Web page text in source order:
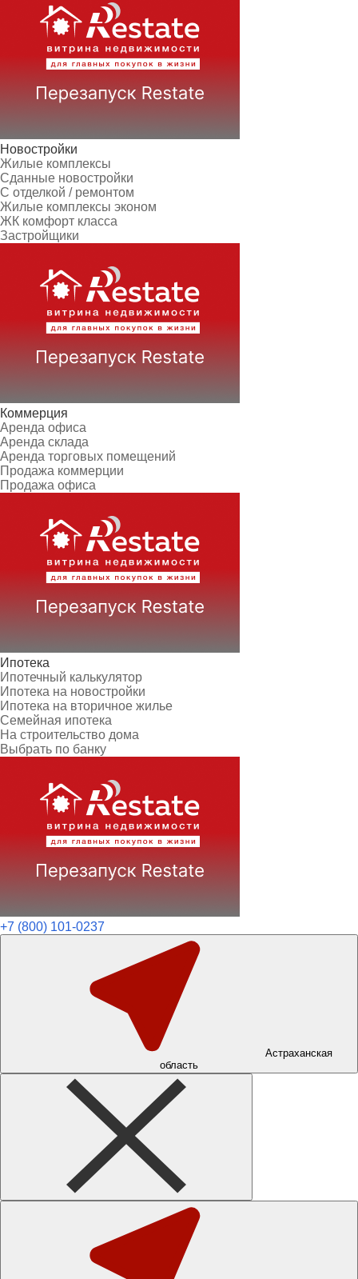
Новостройки
Жилые комплексы
Сданные новостройки
С отделкой / ремонтом
Жилые комплексы эконом
ЖК комфорт класса
Застройщики
Коммерция
Аренда офиса
Аренда склада
Аренда торговых помещений
Продажа коммерции
Продажа офиса
Ипотека
Ипотечный калькулятор
Ипотека на новостройки
Ипотека на вторичное жилье
Семейная ипотека
На строительство дома
Выбрать по банку
+7 (800) 101-0237
Астраханская
область